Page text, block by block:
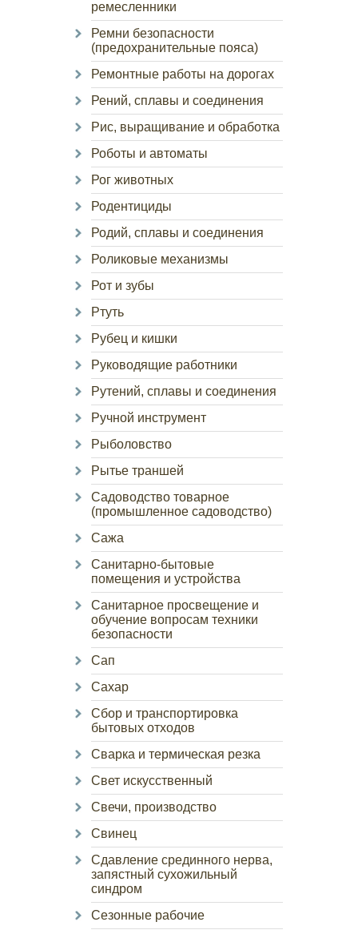
ремесленники
Ремни безопасности
(предохранительные пояса)
Ремонтные работы на дорогах
Рений, сплавы и соединения
Рис, выращивание и обработка
Роботы и автоматы
Рог животных
Родентициды
Родий, сплавы и соединения
Роликовые механизмы
Рот и зубы
Ртуть
Рубец и кишки
Руководящие работники
Рутений, сплавы и соединения
Ручной инструмент
Рыболовство
Рытье траншей
Садоводство товарное
(промышленное садоводство)
Сажа
Санитарно-бытовые
помещения и устройства
Санитарное просвещение и
обучение вопросам техники
безопасности
Сап
Сахар
Сбор и транспортировка
бытовых отходов
Сварка и термическая резка
Свет искусственный
Свечи, производство
Свинец
Сдавление срединного нерва,
запястный сухожильный
синдром
Сезонные рабочие